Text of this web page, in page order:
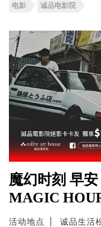
电影 诚品电影院
魔幻时刻 早
MAGIC
活动地点
诚品生活